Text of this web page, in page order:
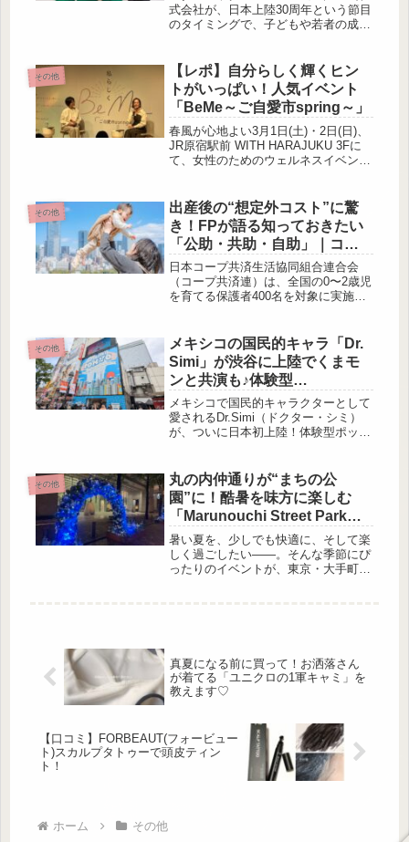
式会社が、日本上陸30周年という節目
のタイミングで、子どもや若者の成長
た。今回、この発表にあわ […]
その他
【レポ】自分らしく輝くヒン
トがいっぱい！人気イベント
「BeMe～ご自愛市spring～」
春風が心地よい3月1日(土)・2日(日)、
JR原宿駅前 WITH HARAJUKU 3Fに
て、女性のためのウェルネスイベント
友社と毎日新聞社。前回開催された秋
のご自愛市も大好評。今回はさらにパ
ワーアップした内容で、会場は多くの
女性で賑わっていました。国際女性デ
ーを記念して開催！ 出典:健タメ！ こ
のイベントは、国際女性デーに合わせ
て開催されたということで、女性...
その他
出産後の“想定外コスト”に驚
き！FPが語る知っておきたい
「公助・共助・自助」｜コー
プ共済
日本コープ共済生活協同組合連合会
（コープ共済連）は、全国の0〜2歳児
を育てる保護者400名を対象に実施し
この調査では、出産後の医療費や関連
費用における“想定外の出費”の実態を
明らかにし、あわせて行われた報道関
係者向けラウンドテーブルには、ママ
FP（ファイナンシャルプランナー）
の氏家祥美さんも登壇。調査とディス
カッションを通じて見えてきたのは、
「公助・共助・自助」を正しく理解
の...
その他
メキシコの国民的キャラ「Dr.
Simi」が渋谷に上陸でくまモ
ンと共演も♪体験型
POPUP「Dr. Simi TOKYO」
レポート
メキシコで国民的キャラクターとして
愛されるDr.Simi（ドクター・シミ）
が、ついに日本初上陸！体験型ポップ
マパーク〜」が2026年4月13 […]
その他
丸の内仲通りが“まちの公
園”に！酷暑を味方に楽しむ
「Marunouchi Street Park
2026 Summer」開催
暑い夏を、少しでも快適に、そして楽
しく過ごしたい——。そんな季節にぴ
ったりのイベントが、東京・大手町・
真夏になる前に買って！お洒落さん
が着てる「ユニクロの1軍キャミ」を
教えます♡
【口コミ】FORBEAUT(フォービュー
ト)スカルプタトゥーで頭皮ティン
ト！
ホーム その他